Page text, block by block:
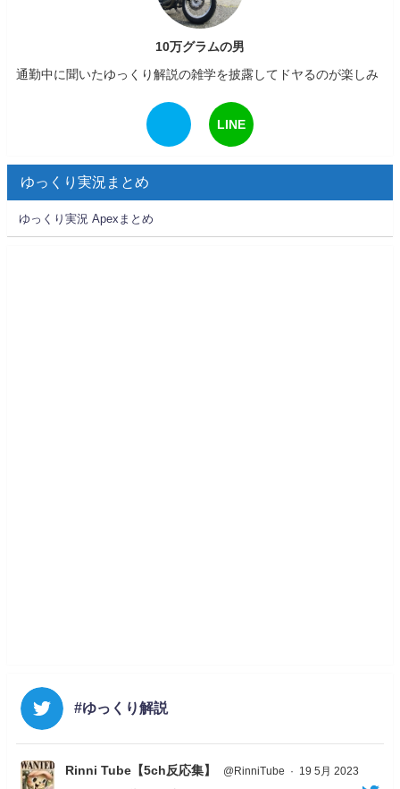
10万グラムの男
通勤中に聞いたゆっくり解説の雑学を披露してドヤるのが楽しみ
LINE
ゆっくり実況まとめ
ゆっくり実況 Apexまとめ
#ゆっくり解説
Rinni Tube【5ch反応集】 @RinniTube · 19 5月 2023